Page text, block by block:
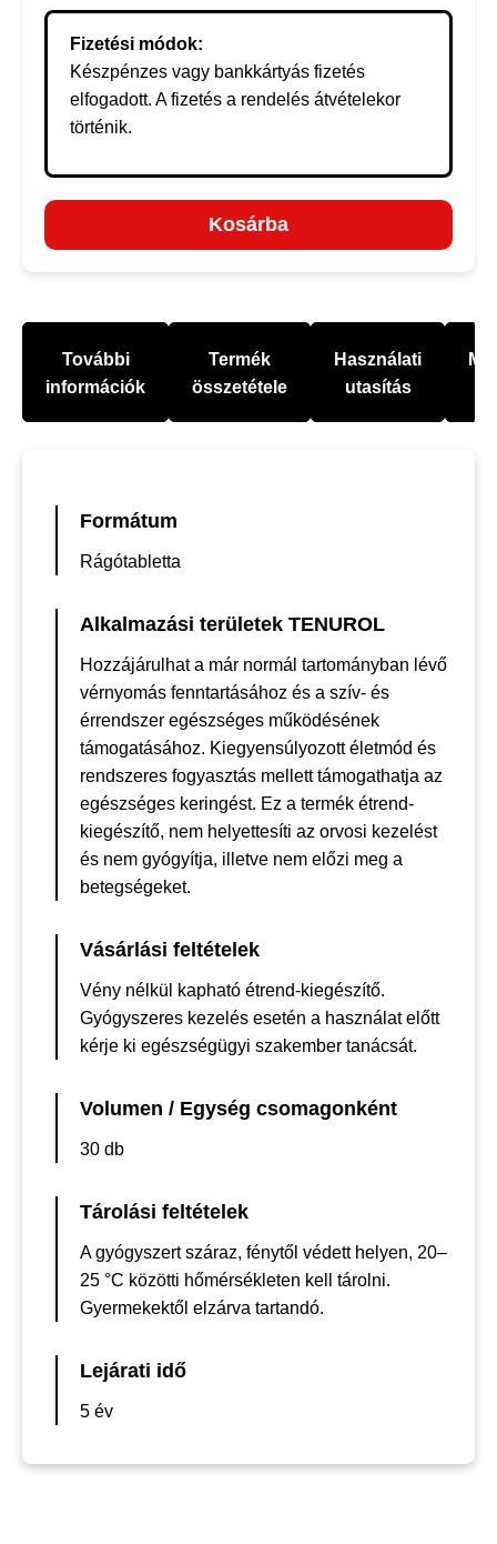
Fizetési módok:
Készpénzes vagy bankkártyás fizetés
elfogadott. A fizetés a rendelés átvételekor
történik.
Kosárba
További
információk
Termék
összetétele
Használati
utasítás
Formátum
Rágótabletta
Alkalmazási területek TENUROL
Hozzájárulhat a már normál tartományban lévő
vérnyomás fenntartásához és a szív- és
érrendszer egészséges működésének
támogatásához. Kiegyensúlyozott életmód és
rendszeres fogyasztás mellett támogathatja az
egészséges keringést. Ez a termék étrend-
kiegészítő, nem helyettesíti az orvosi kezelést
és nem gyógyítja, illetve nem előzi meg a
betegségeket.
Vásárlási feltételek
Vény nélkül kapható étrend-kiegészítő.
Gyógyszeres kezelés esetén a használat előtt
kérje ki egészségügyi szakember tanácsát.
Volumen / Egység csomagonként
30 db
Tárolási feltételek
A gyógyszert száraz, fénytől védett helyen, 20–
25 °C közötti hőmérsékleten kell tárolni.
Gyermekektől elzárva tartandó.
Lejárati idő
5 év